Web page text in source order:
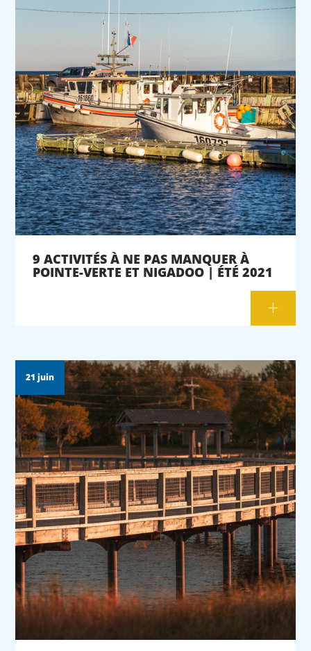
9 ACTIVITÉS À NE PAS MANQUER À
POINTE-VERTE ET NIGADOO | ÉTÉ 2021
21 juin